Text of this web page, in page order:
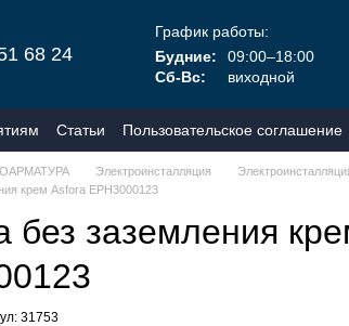
68 24
График работы:
Будние:
09:00–18:00
Сб-Вс:
виходной
Статьи Пользовательское соглашение
Электроинсталляция
крем Asfora EPH3000123
без заземления
31753